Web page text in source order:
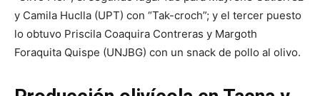
y Camila Huclla (UPT) con “Tak-croch”; y el tercer puesto
lo obtuvo Priscila Coaquira Contreras y Margoth
Foraquita Quispe (UNJBG) con un snack de pollo al olivo.